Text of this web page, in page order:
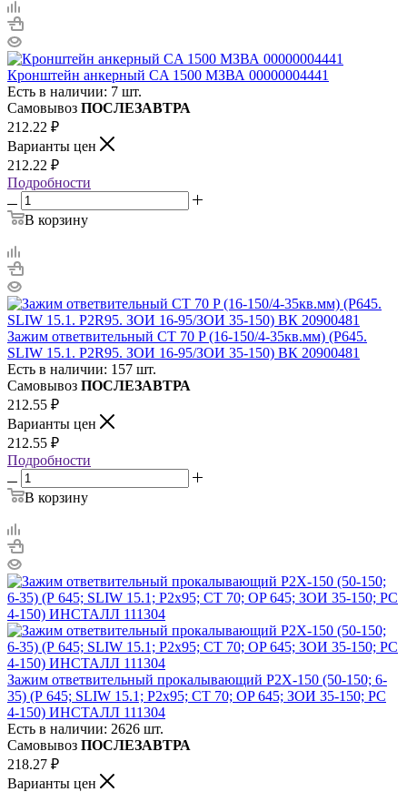
Кронштейн анкерный CA 1500 МЗВА 00000004441
Есть в наличии: 7 шт.
Самовывоз ПОСЛЕЗАВТРА
212.22 ₽
Варианты цен
212.22 ₽
Подробности
В корзину
Зажим ответвительный CT 70 P (16-150/4-35кв.мм) (P645.
SLIW 15.1. P2R95. ЗОИ 16-95/ЗОИ 35-150) ВК 20900481
Есть в наличии: 157 шт.
Самовывоз ПОСЛЕЗАВТРА
212.55 ₽
Варианты цен
212.55 ₽
Подробности
В корзину
Зажим ответвительный прокалывающий P2X-150 (50-150; 6-
35) (Р 645; SLIW 15.1; P2х95; СТ 70; OP 645; ЗОИ 35-150; PC
4-150) ИНСТАЛЛ 111304
Есть в наличии: 2626 шт.
Самовывоз ПОСЛЕЗАВТРА
218.27 ₽
Варианты цен